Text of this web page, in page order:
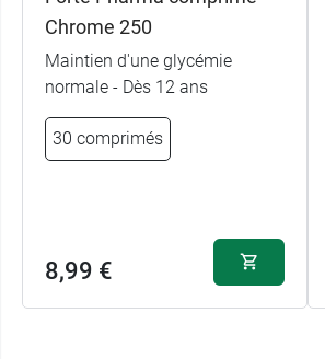
Chrome 250
Maintien d'une glycémie
normale - Dès 12 ans
30 comprimés
8,99 €